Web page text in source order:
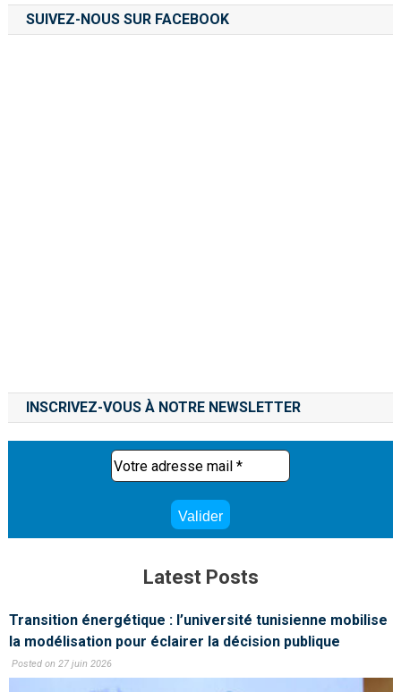
SUIVEZ-NOUS SUR FACEBOOK
INSCRIVEZ-VOUS À NOTRE NEWSLETTER
Latest Posts
Transition énergétique : l’université tunisienne mobilise
la modélisation pour éclairer la décision publique
Posted on 27 juin 2026